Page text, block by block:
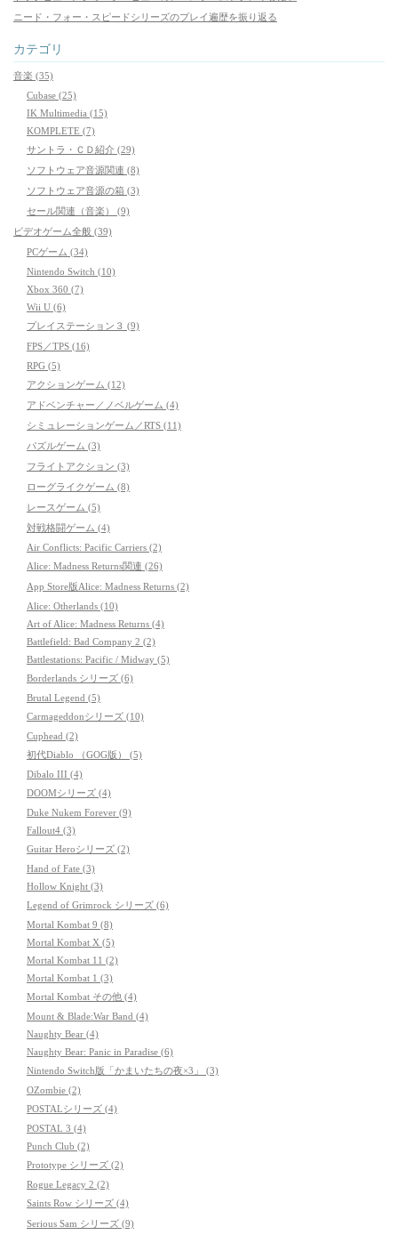
ニード・フォー・スピードシリーズのプレイ遍歴を振り返る
カテゴリ
音楽 (35)
Cubase (25)
IK Multimedia (15)
KOMPLETE (7)
サントラ・ＣＤ紹介 (29)
ソフトウェア音源関連 (8)
ソフトウェア音源の箱 (3)
セール関連（音楽） (9)
ビデオゲーム全般 (39)
PCゲーム (34)
Nintendo Switch (10)
Xbox 360 (7)
Wii U (6)
プレイステーション３ (9)
FPS／TPS (16)
RPG (5)
アクションゲーム (12)
アドベンチャー／ノベルゲーム (4)
シミュレーションゲーム／RTS (11)
パズルゲーム (3)
フライトアクション (3)
ローグライクゲーム (8)
レースゲーム (5)
対戦格闘ゲーム (4)
Air Conflicts: Pacific Carriers (2)
Alice: Madness Returns関連 (26)
App Store版Alice: Madness Returns (2)
Alice: Otherlands (10)
Art of Alice: Madness Returns (4)
Battlefield: Bad Company 2 (2)
Battlestations: Pacific / Midway (5)
Borderlands シリーズ (6)
Brutal Legend (5)
Carmageddonシリーズ (10)
Cuphead (2)
初代Diablo （GOG版） (5)
Dibalo III (4)
DOOMシリーズ (4)
Duke Nukem Forever (9)
Fallout4 (3)
Guitar Heroシリーズ (2)
Hand of Fate (3)
Hollow Knight (3)
Legend of Grimrock シリーズ (6)
Mortal Kombat 9 (8)
Mortal Kombat X (5)
Mortal Kombat 11 (2)
Mortal Kombat 1 (3)
Mortal Kombat その他 (4)
Mount & Blade:War Band (4)
Naughty Bear (4)
Naughty Bear: Panic in Paradise (6)
Nintendo Switch版「かまいたちの夜×3」 (3)
OZombie (2)
POSTALシリーズ (4)
POSTAL 3 (4)
Punch Club (2)
Prototype シリーズ (2)
Rogue Legacy 2 (2)
Saints Row シリーズ (4)
Serious Sam シリーズ (9)